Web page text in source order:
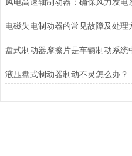
液压盘式制动器制动不灵怎么办？